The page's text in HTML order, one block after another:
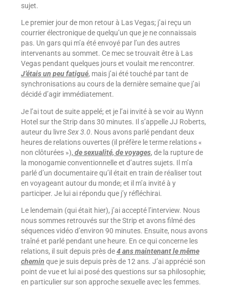
sujet.
Le premier jour de mon retour à Las Vegas; j’ai reçu un
courrier électronique de quelqu’un que je ne connaissais
pas. Un gars qui m’a été envoyé par l’un des autres
intervenants au sommet. Ce mec se trouvait être à Las
Vegas pendant quelques jours et voulait me rencontrer.
J’étais un peu fatigué, mais j’ai été touché par tant de
synchronisations au cours de la dernière semaine que j’ai
décidé d’agir immédiatement.
Je l’ai tout de suite appelé; et je l’ai invité à se voir au Wynn
Hotel sur the Strip dans 30 minutes. Il s’appelle JJ Roberts,
auteur du livreSex 3.0. Nous avons parlé pendant deux
heures de relations ouvertes (il préfère le terme relations «
non clôturées »), de sexualité, de voyages, de la rupture de
la monogamie conventionnelle et d’autres sujets. Il m’a
parlé d’un documentaire qu’il était en train de réaliser tout
en voyageant autour du monde; et il m’a invité à y
participer. Je lui ai répondu que j’y réfléchirai.
Le lendemain (qui était hier), j’ai accepté l’interview. Nous
nous sommes retrouvés sur the Strip et avons filmé des
séquences vidéo d’environ 90 minutes. Ensuite, nous avons
traîné et parlé pendant une heure. En ce qui concerne les
relations, il suit depuis près de4 ans maintenant le même
chemin que je suis depuis près de 12 ans. J’ai apprécié son
point de vue et lui ai posé des questions sur sa philosophie;
en particulier sur son approche sexuelle avec les femmes.